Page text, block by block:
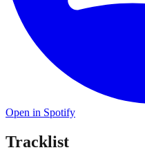
Open in Spotify
Tracklist